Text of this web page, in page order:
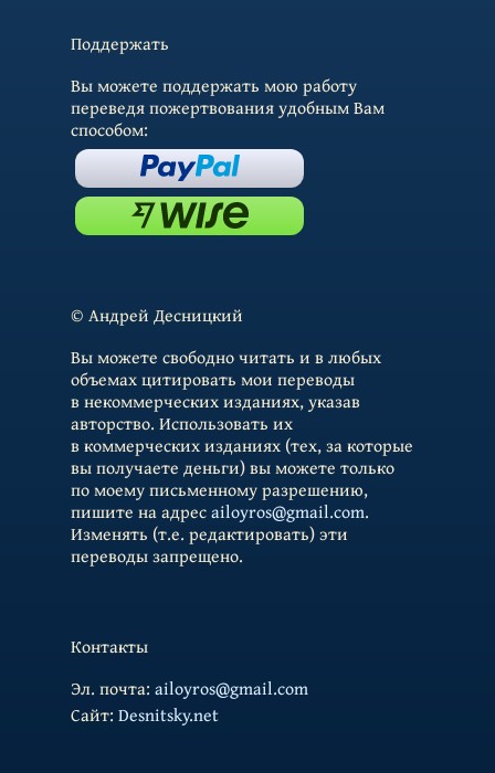
Поддержать
Вы можете поддержать мою работу
переведя пожертвования удобным Вам
способом:
© Андрей Десницкий
Вы можете свободно читать и в любых
объемах цитировать мои переводы
в некоммерческих изданиях, указав
авторство. Использовать их
в коммерческих изданиях (тех, за которые
вы получаете деньги) вы можете только
по моему письменному разрешению,
пишите на адресailoyros@gmail.com.
Изменять (т.е. редактировать) эти
переводы запрещено.
Контакты
Эл. почта: ailoyros@gmail.com
Cайт: Desnitsky.net